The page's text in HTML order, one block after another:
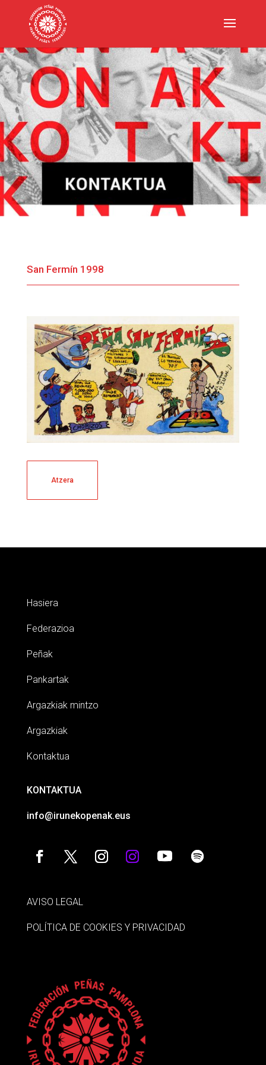
San Fermín 1998
Atzera
Hasiera
Federazioa
Peñak
Pankartak
Argazkiak mintzo
Argazkiak
Kontaktua
KONTAKTUA
info@irunekopenak.eus
AVISO LEGAL
POLÍTICA DE COOKIES Y PRIVACIDAD